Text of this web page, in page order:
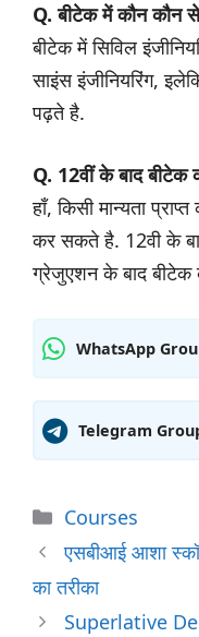
Q. बीटेक में कौन कौन
बीटेक में सिविल
साइंस इंजीनियरिंग,
पढ़ते है.
Q. 12वीं के बाद
हाँ, किसी मान्यता
कर सकते है. 12वी के
ग्रेजुएशन के बाद बीटेक
WhatsApp
Telegram
Categories
Courses
एसबीआई आशा
का तरीका
Superlative